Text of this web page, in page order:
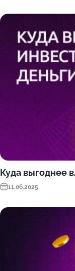
Куда выгоднее
11.06.2025